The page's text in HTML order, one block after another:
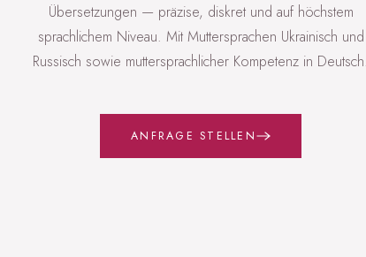
Übersetzungen — präzise, diskret und auf höchstem
sprachlichem Niveau. Mit Muttersprachen Ukrainisch und
Russisch sowie muttersprachlicher Kompetenz in Deutsch.
ANFRAGE STELLEN